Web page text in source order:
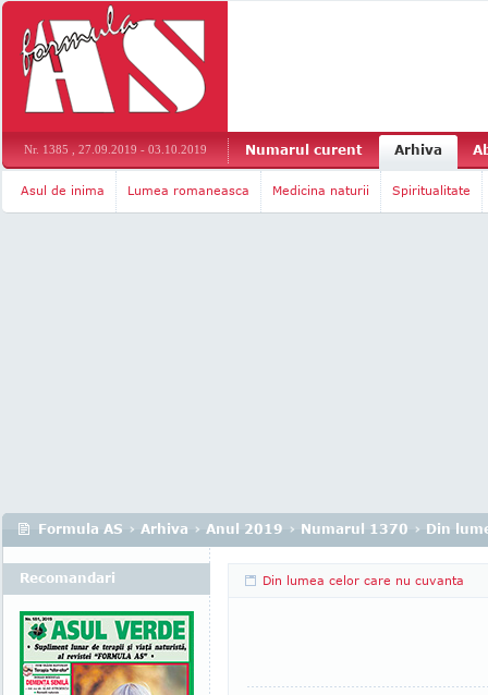
Nr. 1385 , 27.09.2019 - 03.10.2019 Numarul curent Arhiva
Asul de inima Lumea romaneasca Medicina naturii Spiritualitate
Formula AS › Arhiva › Anul 2019 › Numarul 1370 › Din
Din lumea celor care nu cuvanta
Recomandari